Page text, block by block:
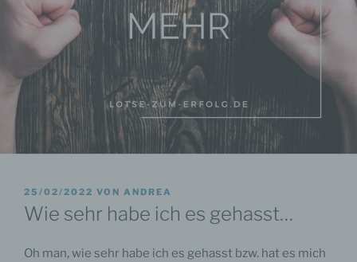
VERÖFFENTLICHT
AM
25/02/2022 VON ANDREA
Wie sehr habe ich es gehasst…
Oh man, wie sehr habe ich es gehasst bzw. hat es mich